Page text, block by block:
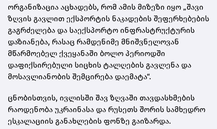
ორგანიზაცია აცხადებს, რომ ამის მიზეზი იყო „შავი
ზღვის გავლით ექსპორტის ნაკადების შეფერხებების
გაგრძელება და საექსპორტო ინფრასტრუქტურის
დაზიანება, რასაც რამდენიმე მნიშვნელოვან
მწარმოებელ ქვეყანაში ბოლო პერიოდში
დაფიქსირებული სიცხის ტალღების გავლენა და
მოსავლიანობის შემცირება დაემატა“.
ცნობისთვის, ივლისში შავ ზღვაში თავდასხმების
რაოდენობა უკრაინასა და რუსეთს შორის სამხედრო
ესკალაციის განახლების ფონზე გაიზარდა.